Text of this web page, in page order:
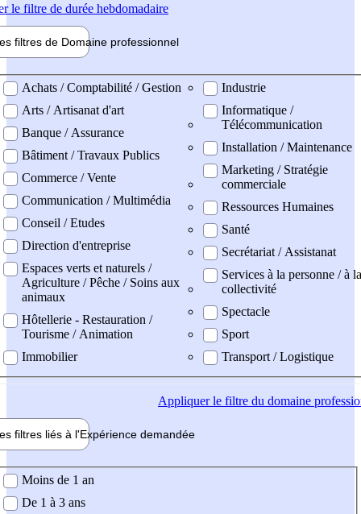
le filtre de durée hebdomadaire
filtres de Domaine professionnel
professionel
Achats / Comptabilité / Gestion
Arts / Artisanat d'art
Banque / Assurance
Bâtiment / Travaux Publics
Commerce / Vente
Communication / Multimédia
Conseil / Etudes
Direction d'entreprise
Espaces verts et naturels /
Agriculture / Pêche / Soins aux
animaux
Hôtellerie - Restauration /
Tourisme / Animation
Immobilier
Industrie
Informatique /
Télécommunication
Installation / Maintenance
Marketing / Stratégie
commerciale
Ressources Humaines
Santé
Secrétariat / Assistanat
Services à la personne / à la
collectivité
Spectacle
Sport
Transport / Logistique
Appliquerle filtre du domaine
filtres liés à l'Expérience demandée
demandée
Moins de 1 an
De 1 à 3 ans